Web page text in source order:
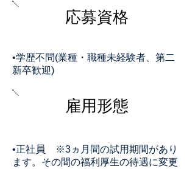
​応募資格
•学歴不問(業種・職種未経験者、第二
新卒歓迎)
​雇用形態
•正社 員
※3ヵ月間の試用期間があり
ます。その間の福利厚生の待遇に変更